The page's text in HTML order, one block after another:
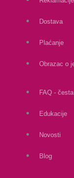
Dostava
Plaćanje
Obrazac o
FAQ -
Edukacije
Novosti
Blog